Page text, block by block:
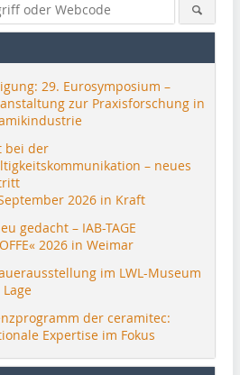
29. Eurosymposium –
zur Praxisforschung in
bei der
– neues
2026 in Kraft
gedacht – IAB-TAGE
2026 in Weimar
im LWL-Museum
der ceramitec:
Expertise im Fokus